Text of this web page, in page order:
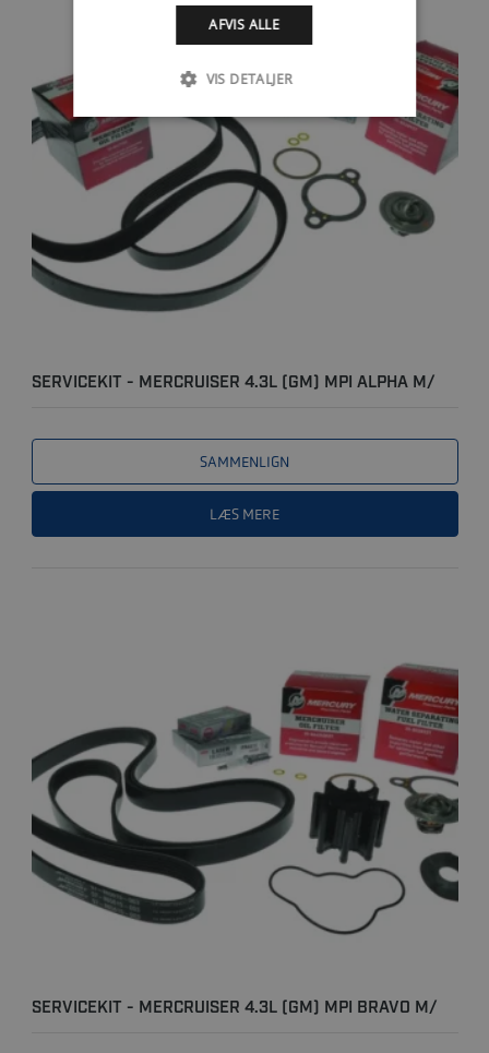
SERVICEKIT - MERCRUISER 4.3L (GM) MPI ALPHA M/
SAMMENLIGN
LÆS MERE
SERVICEKIT - MERCRUISER 4.3L (GM) MPI BRAVO M/
AFVIS ALLE
VIS DETALJER